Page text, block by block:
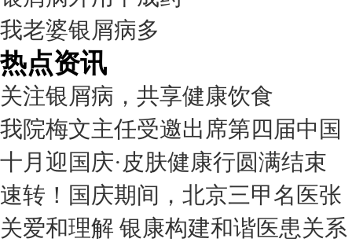
我老婆银屑病多
热点资讯
关注银屑病，共享健康饮食
我院梅文主任受邀出席第四届中国
十月迎国庆·皮肤健康行圆满结束
速转！国庆期间，北京三甲名医张
关爱和理解 银康构建和谐医患关系